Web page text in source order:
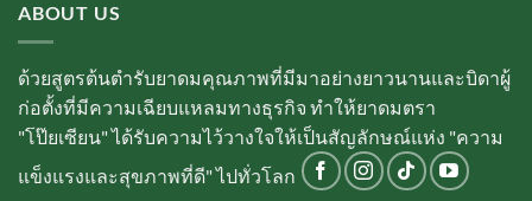
ABOUT US
ด้วยสูตรต้นตำรับยาดมคุณภาพที่มีมาอย่างยาวนานและบิดาผู้
ก่อตั้งที่มีความเฉียบแหลมทางธุรกิจ ทำให้ยาดมตรา
"โป๊ยเซียน" ได้รับความไว้วางใจให้เป็นสัญลักษณ์แห่ง "ความ
แข็งแรงและสุขภาพที่ดี" ไปทั่วโลก